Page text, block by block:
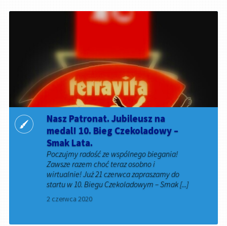
Nasz Patronat. Jubileusz na
medal! 10. Bieg Czekoladowy –
Smak Lata.
Poczujmy radość ze wspólnego biegania!
Zawsze razem choć teraz osobno i
wirtualnie! Już 21 czerwca zapraszamy do
startu w 10. Biegu Czekoladowym – Smak [...]
2 czerwca 2020